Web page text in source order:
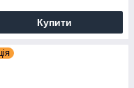
Купити